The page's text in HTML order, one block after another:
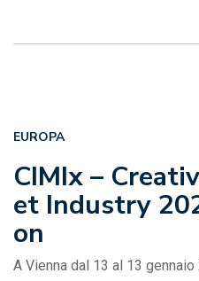
CIMIx –
et Industry
on
EUROPA
A Vienna dal 13 al 13 gennaio